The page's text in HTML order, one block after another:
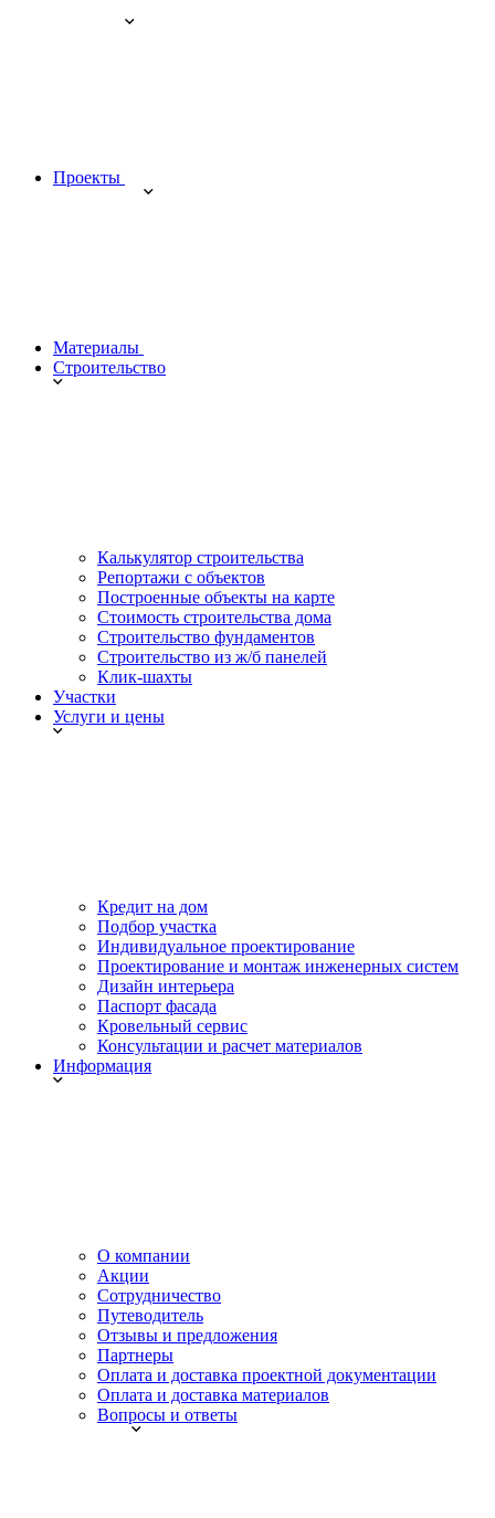
Проекты
Материалы
Строительство
Калькулятор строительства
Репортажи с объектов
Построенные объекты на карте
Стоимость строительства дома
Строительство фундаментов
Строительство из ж/б панелей
Клик-шахты
Участки
Услуги и цены
Кредит на дом
Подбор участка
Индивидуальное проектирование
Проектирование и монтаж инженерных систем
Дизайн интерьера
Паспорт фасада
Кровельный сервис
Консультации и расчет материалов
Информация
О компании
Акции
Сотрудничество
Путеводитель
Отзывы и предложения
Партнеры
Оплата и доставка проектной документации
Оплата и доставка материалов
Вопросы и ответы